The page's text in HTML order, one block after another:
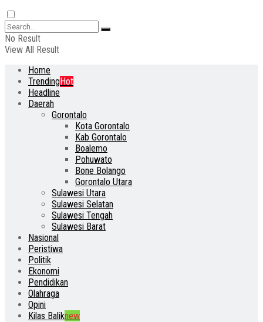
No Result
View All Result
Home
TrendingHot
Headline
Daerah
Gorontalo
Kota Gorontalo
Kab Gorontalo
Boalemo
Pohuwato
Bone Bolango
Gorontalo Utara
Sulawesi Utara
Sulawesi Selatan
Sulawesi Tengah
Sulawesi Barat
Nasional
Peristiwa
Politik
Ekonomi
Pendidikan
Olahraga
Opini
Kilas Baliknew